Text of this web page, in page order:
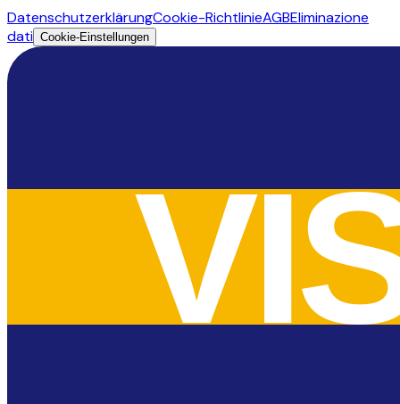
DatenschutzerklärungCookie-RichtlinieAGBEliminazione
dati Cookie-Einstellungen